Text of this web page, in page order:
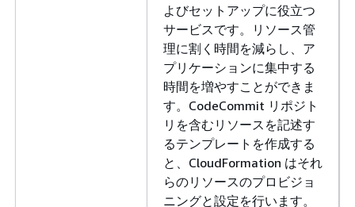
よびセットアップに役立つ
サービスです。リソース管
理に割く時間を減らし、ア
プリケーションに集中する
時間を増やすことができま
す。CodeCommit リポジト
リを含むリソースを記述す
るテンプレートを作成する
と、CloudFormation はそれ
らのリソースのプロビジョ
ニングと設定を行います。